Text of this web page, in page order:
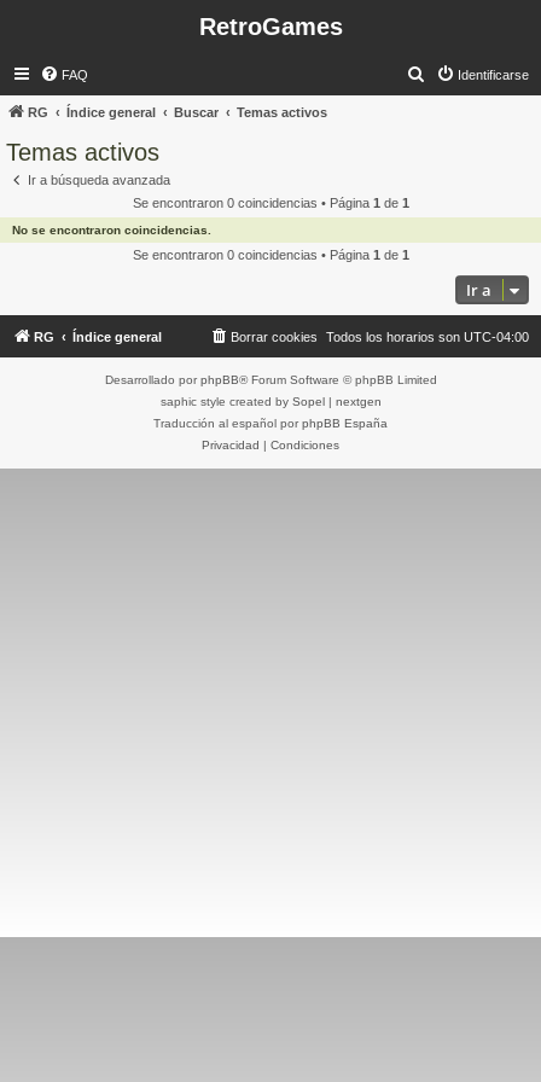
RetroGames
FAQ Identificarse
r
RG Índice general Buscar Temas activos
Temas activos
Ir a búsqueda avanzada
Se encontraron 0 coincidencias • Página 1 de 1
No se encontraron coincidencias.
Se encontraron 0 coincidencias • Página 1 de 1
Ir a
RG Índice general Todos los horarios son UTC-04:00
Borrar cookies
Desarrollado por phpBB® Forum Software © phpBB Limited
saphic style created by Sopel| nextgen
Traducción al español por phpBB España
Privacidad | Condiciones